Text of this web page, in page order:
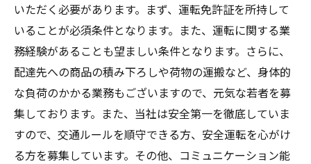
いただく必要があります。まず、運転免許証を所持して
いることが必須条件となります。また、運転に関する業
務経験があることも望ましい条件となります。さらに、
配達先への商品の積み下ろしや荷物の運搬など、身体的
な負荷のかかる業務もございますので、元気な若者を募
集しております。また、当社は安全第一を徹底していま
すので、交通ルールを順守できる方、安全運転を心がけ
る方を募集しています。その他、コミュニケーション能